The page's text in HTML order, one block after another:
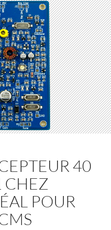
40
CHEZ
POUR